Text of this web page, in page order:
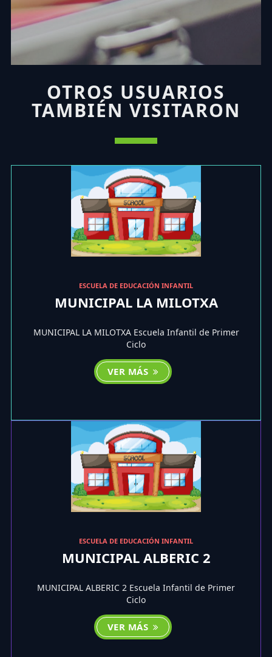
OTROS USUARIOS
TAMBIÉN VISITARON
ESCUELA DE EDUCACIÓN INFANTIL
MUNICIPAL LA MILOTXA
MUNICIPAL LA MILOTXA Escuela Infantil de Primer
Ciclo
VER MÁS
ESCUELA DE EDUCACIÓN INFANTIL
MUNICIPAL ALBERIC 2
MUNICIPAL ALBERIC 2 Escuela Infantil de Primer
Ciclo
VER MÁS